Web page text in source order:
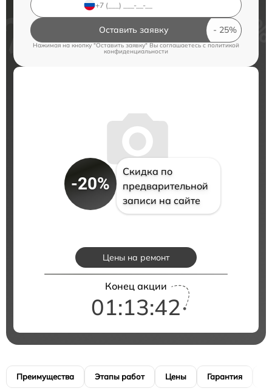
Оставить заявку
Нажимая на кнопку "Оставить заявку" Вы соглашаетесь c политикой
конфиденциальности
-20%
Скидка по
предварительной
записи на сайте
Цены на ремонт
Конец акции
01:13:41
Преимущества Этапы работ Цены Гарантия